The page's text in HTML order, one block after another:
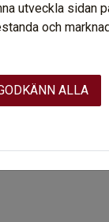
områden
sjukhus och
utveckla sidan
och
ALLA